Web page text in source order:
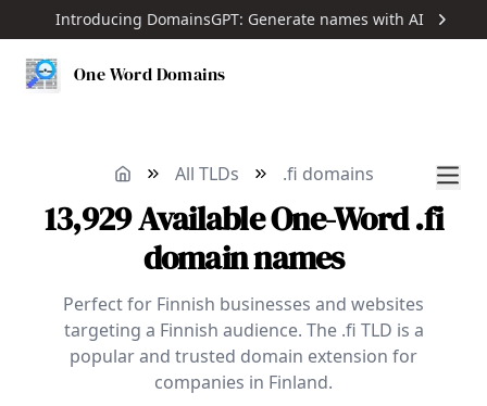
Introducing DomainsGPT: Generate names with AI
One Word Domains
All TLDs .fi domains
13,929AvailableOne-Word.fi
domain names
Perfect for Finnish businesses and websites
targeting a Finnish audience. The .fi TLD is a
popular and trusted domain extension for
companies in Finland.